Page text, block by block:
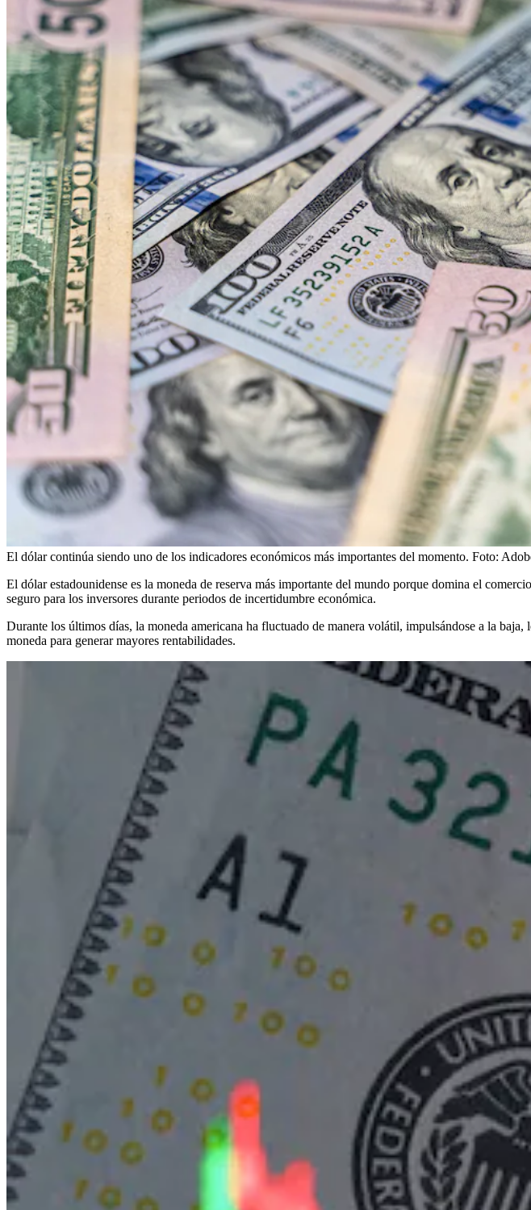
El dólar continúa siendo uno de los indicadores económicos más importantes del momento. Foto:
El dólar estadounidense es la moneda de reserva más importante del mundo porque domina el
seguro para los inversores durante periodos de incertidumbre económica.
Durante los últimos días, la moneda americana ha fluctuado de manera volátil, impulsándose a la
moneda para generar mayores rentabilidades.